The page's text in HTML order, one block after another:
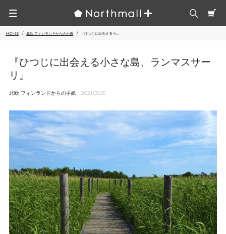
HOME 北欧 フィンランドからの手紙 『ひつじに出会える小...
『ひつじに出会える小さな島、ランマスサー
リ』
北欧 フィンランドからの手紙 2021.05.05